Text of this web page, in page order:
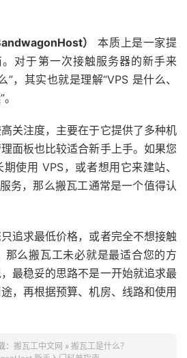
）
本质上是一家提
对于第一次接触服务器的新手来
，其实也就是理解“VPS 是什么、
关注度，主要在于它提供了多种机
面板也比较适合新手上手。如果您
使用 VPS，或者想用它来建站、
务，那么搬瓦工通常是一个值得认
追求最低价格，或者完全不想接触
那么搬瓦工未必就是最适合您的方
最稳妥的思路不是一开始就追求最
，再根据预算、机房、线路和使用
搬瓦工中文网 » 搬瓦工是什么？